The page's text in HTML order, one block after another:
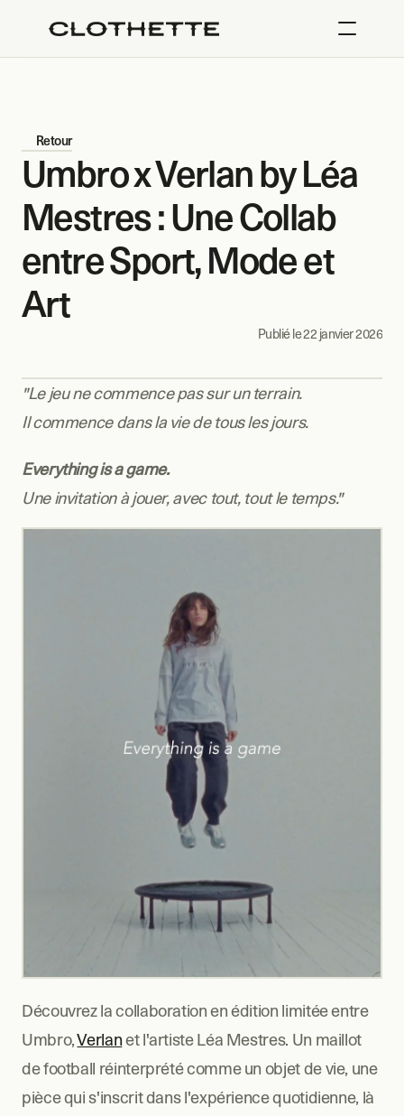
Retour
Umbro x Verlan by Léa
Mestres : Une Collab
entre Sport, Mode et
Art
Publié le 22 janvier 2026
"Le jeu ne commence pas sur un terrain.
Il commence dans la vie de tous les jours.
Everything is a game.
Une invitation à jouer, avec tout, tout le temps."
Découvrez la collaboration en édition limitée entre
Umbro, Verlan et l'artiste Léa Mestres. Un maillot
de football réinterprété comme un objet de vie, une
pièce qui s'inscrit dans l'expérience quotidienne, là